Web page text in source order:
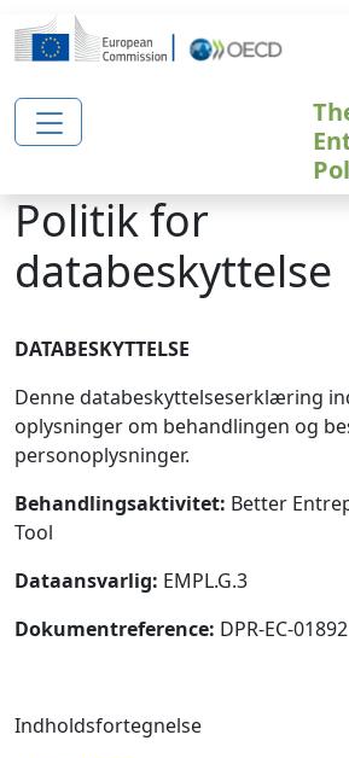
Gå til hovedindhold
Politik for
databeskyttelse
DATABESKYTTELSE
Denne databeskyttelseserklæring
oplysninger om behandlingen og
personoplysninger.
Behandlingsaktivitet: Better
Tool
Dataansvarlig: EMPL.G.3
Dokumentreference: DPR-EC-01892
Indholdsfortegnelse